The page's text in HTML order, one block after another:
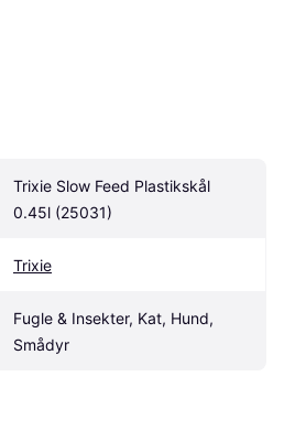
Trixie Slow Feed Plastikskål
0.45l (25031)
Trixie
Fugle & Insekter, Kat, Hund,
Smådyr